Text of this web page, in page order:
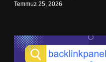
Temmuz 25, 2026